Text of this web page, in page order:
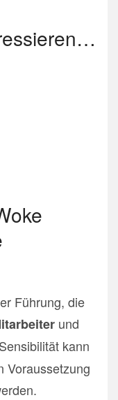
Führung, die
und
kann
Voraussetzung